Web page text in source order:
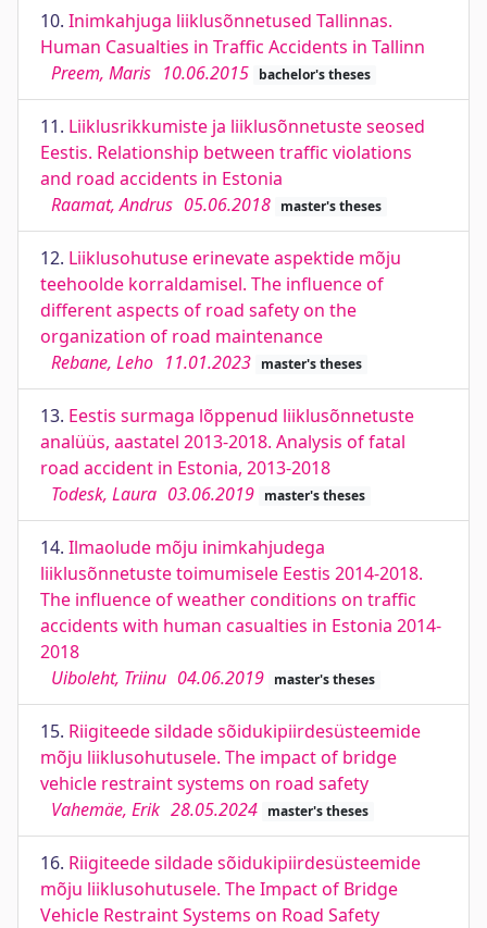
10. Inimkahjuga liiklusõnnetused Tallinnas.
Human Casualties in Traffic Accidents in Tallinn
Preem, Maris 10.06.2015 bachelor's theses
11. Liiklusrikkumiste ja liiklusõnnetuste seosed
Eestis. Relationship between traffic violations
and road accidents in Estonia
Raamat, Andrus 05.06.2018 master's theses
12. Liiklusohutuse erinevate aspektide mõju
teehoolde korraldamisel. The influence of
different aspects of road safety on the
organization of road maintenance
Rebane, Leho 11.01.2023 master's theses
13. Eestis surmaga lõppenud liiklusõnnetuste
analüüs, aastatel 2013-2018. Analysis of fatal
road accident in Estonia, 2013-2018
Todesk, Laura 03.06.2019 master's theses
14. Ilmaolude mõju inimkahjudega
liiklusõnnetuste toimumisele Eestis 2014-2018.
The influence of weather conditions on traffic
accidents with human casualties in Estonia 2014-
2018
Uiboleht, Triinu 04.06.2019 master's theses
15. Riigiteede sildade sõidukipiirdesüsteemide
mõju liiklusohutusele. The impact of bridge
vehicle restraint systems on road safety
Vahemäe, Erik 28.05.2024 master's theses
16. Riigiteede sildade sõidukipiirdesüsteemide
mõju liiklusohutusele. The Impact of Bridge
Vehicle Restraint Systems on Road Safety